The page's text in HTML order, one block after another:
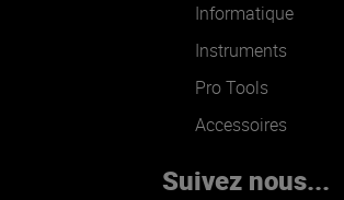
Informatique
Instruments
Pro Tools
Accessoires
Suivez nous...